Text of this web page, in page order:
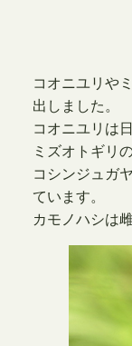
コオニユリや
出しました。
コオニユリは
ミズオトギリ
コシンジュガ
ています。
カモノハシは